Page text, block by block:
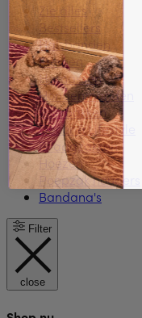
Zie alles
Bestsellers
Halsbanden
Riemen
Harnassen
Hondenmanden
Voerbakken
Decor & Lifestyle
Draagzakken
Hoezen
Poepzak houders
Bandana's
Filter
close